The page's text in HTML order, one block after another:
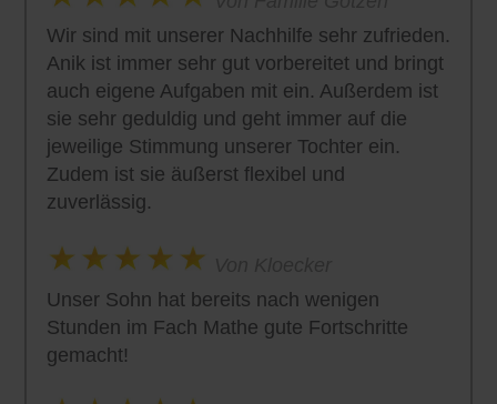
Wir sind mit unserer Nachhilfe sehr zufrieden.
Anik ist immer sehr gut vorbereitet und bringt
auch eigene Aufgaben mit ein. Außerdem ist
sie sehr geduldig und geht immer auf die
jeweilige Stimmung unserer Tochter ein.
Zudem ist sie äußerst flexibel und
zuverlässig.
Unser Sohn hat bereits nach wenigen
Stunden im Fach Mathe gute Fortschritte
gemacht!